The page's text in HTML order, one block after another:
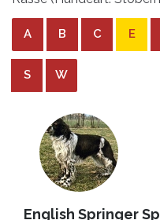
A B C E
S W
English Springer